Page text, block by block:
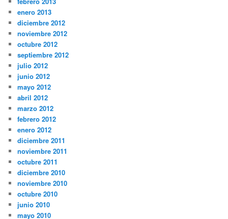
enero 2013
diciembre 2012
noviembre 2012
octubre 2012
septiembre 2012
julio 2012
junio 2012
mayo 2012
abril 2012
marzo 2012
febrero 2012
enero 2012
diciembre 2011
noviembre 2011
octubre 2011
diciembre 2010
noviembre 2010
octubre 2010
junio 2010
mayo 2010